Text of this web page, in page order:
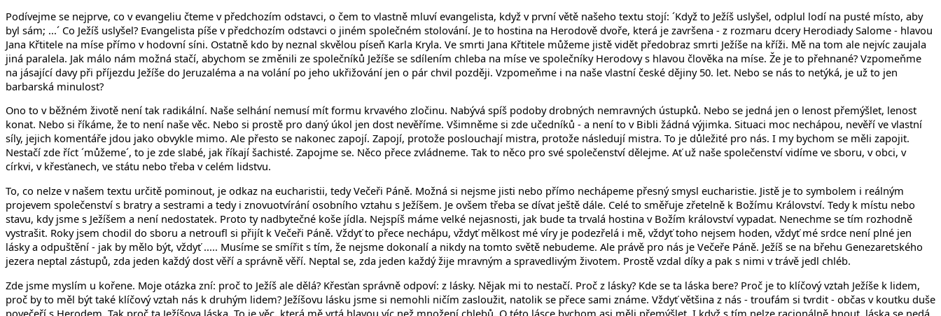
Podívejme se nejprve, co v evangeliu čteme v předchozím odstavci, o čem to vlastně mluví evangelista, když v první větě našeho textu stojí: ´Když to Ježíš uslyšel, odplul lodí na pusté místo, aby
byl sám; ...´ Co Ježíš uslyšel? Evangelista píše v předchozím odstavci o jiném společném stolování. Je to hostina na Herodově dvoře, která je završena - z rozmaru dcery Herodiady Salome - hlavou
Jana Křtitele na míse přímo v hodovní síni. Ostatně kdo by neznal skvělou píseň Karla Kryla. Ve smrti Jana Křtitele můžeme jistě vidět předobraz smrti Ježíše na kříži. Mě na tom ale nejvíc zaujala
jiná paralela. Jak málo nám možná stačí, abychom se změnili ze společníků Ježíše se sdílením chleba na míse ve společníky Herodovy s hlavou člověka na míse. Že je to přehnané? Vzpomeňme
na jásající davy při příjezdu Ježíše do Jeruzaléma a na volání po jeho ukřižování jen o pár chvil později. Vzpomeňme i na naše vlastní české dějiny 50. let. Nebo se nás to netýká, je už to jen
barbarská minulost?
Ono to v běžném životě není tak radikální. Naše selhání nemusí mít formu krvavého zločinu. Nabývá spíš podoby drobných nemravných ústupků. Nebo se jedná jen o lenost přemýšlet, lenost
konat. Nebo si říkáme, že to není naše věc. Nebo si prostě pro daný úkol jen dost nevěříme. Všimněme si zde učedníků - a není to v Bibli žádná výjimka. Situaci moc nechápou, nevěří ve vlastní
síly, jejich komentáře jdou jako obvykle mimo. Ale přesto se nakonec zapojí. Zapojí, protože poslouchají mistra, protože následují mistra. To je důležité pro nás. I my bychom se měli zapojit.
Nestačí zde říct ´můžeme´, to je zde slabé, jak říkají šachisté. Zapojme se. Něco přece zvládneme. Tak to něco pro své společenství dělejme. Ať už naše společenství vidíme ve sboru, v obci, v
církvi, v křesťanech, ve státu nebo třeba v celém lidstvu.
To, co nelze v našem textu určitě pominout, je odkaz na eucharistii, tedy Večeři Páně. Možná si nejsme jisti nebo přímo nechápeme přesný smysl eucharistie. Jistě je to symbolem i reálným
projevem společenství s bratry a sestrami a tedy i znovuotvírání osobního vztahu s Ježíšem. Je ovšem třeba se dívat ještě dále. Celé to směřuje zřetelně k Božímu Království. Tedy k místu nebo
stavu, kdy jsme s Ježíšem a není nedostatek. Proto ty nadbytečné koše jídla. Nejspíš máme velké nejasnosti, jak bude ta trvalá hostina v Božím království vypadat. Nenechme se tím rozhodně
vystrašit. Roky jsem chodil do sboru a netroufl si přijít k Večeři Páně. Vždyť to přece nechápu, vždyť mělkost mé víry je podezřelá i mě, vždyť toho nejsem hoden, vždyť mé srdce není plné jen
lásky a odpuštění - jak by mělo být, vždyť ..... Musíme se smířit s tím, že nejsme dokonalí a nikdy na tomto světě nebudeme. Ale právě pro nás je Večeře Páně. Ježíš se na břehu Genezaretského
jezera neptal zástupů, zda jeden každý dost věří a správně věří. Neptal se, zda jeden každý žije mravným a spravedlivým životem. Prostě vzdal díky a pak s nimi v trávě jedl chléb.
Zde jsme myslím u kořene. Moje otázka zní: proč to Ježíš ale dělá? Křesťan správně odpoví: z lásky. Nějak mi to nestačí. Proč z lásky? Kde se ta láska bere? Proč je to klíčový vztah Ježíše k lidem,
proč by to měl být také klíčový vztah nás k druhým lidem? Ježíšovu lásku jsme si nemohli ničím zasloužit, natolik se přece sami známe. Vždyť většina z nás - troufám si tvrdit - občas v koutku duše
povečeří s Herodem. Tak proč ta Ježíšova láska. To je věc, která mě vrtá hlavou víc než množení chlebů. O této lásce bychom asi měli přemýšlet. I když s tím nelze racionálně hnout, láska se nedá